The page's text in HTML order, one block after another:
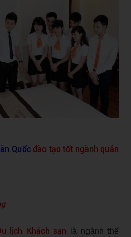
Quốcđào tạo tốt ngành quản
lịch Khách sạn
là ngành thế